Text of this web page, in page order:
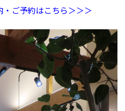
ご予約はこちら＞＞＞